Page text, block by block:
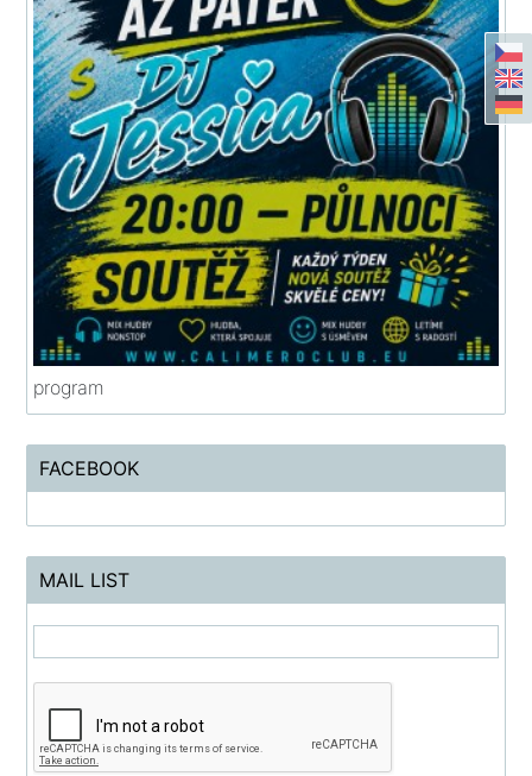
program
FACEBOOK
MAIL LIST